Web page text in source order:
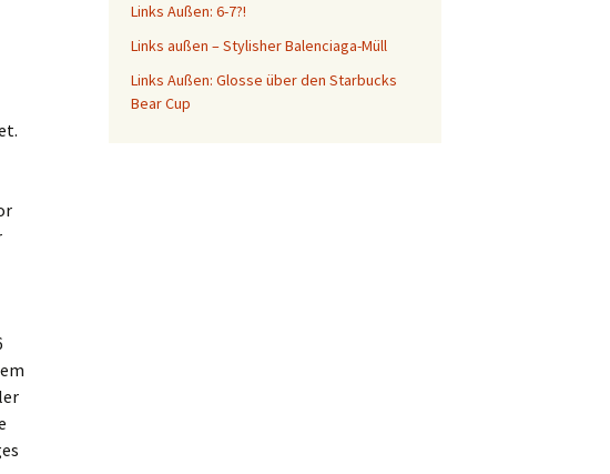
Links Außen: 6-7?!
Links außen – Stylisher Balenciaga-Müll
Links Außen: Glosse über den Starbucks
Bear Cup